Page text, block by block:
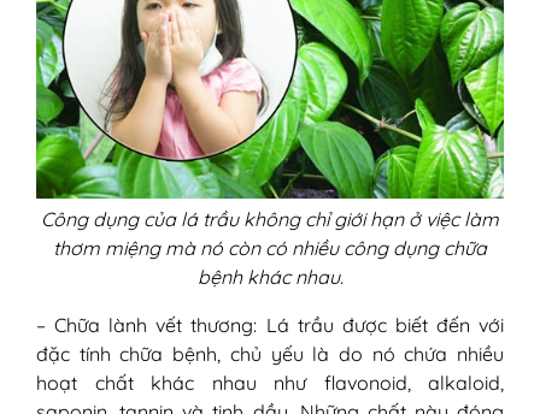
Công dụng của lá trầu không chỉ giới hạn ở việc làm
thơm miệng mà nó còn có nhiều công dụng chữa
bệnh khác nhau.
– Chữa lành vết thương: Lá trầu được biết đến với
đặc tính chữa bệnh, chủ yếu là do nó chứa nhiều
hoạt chất khác nhau như flavonoid, alkaloid,